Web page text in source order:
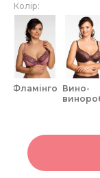
Колір:
фламінго вино-